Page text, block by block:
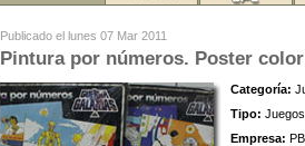
Publicado el lunes 07 Mar 2011
Pintura por números. Poster
Categoría:
Tipo: Juegos
Empresa: